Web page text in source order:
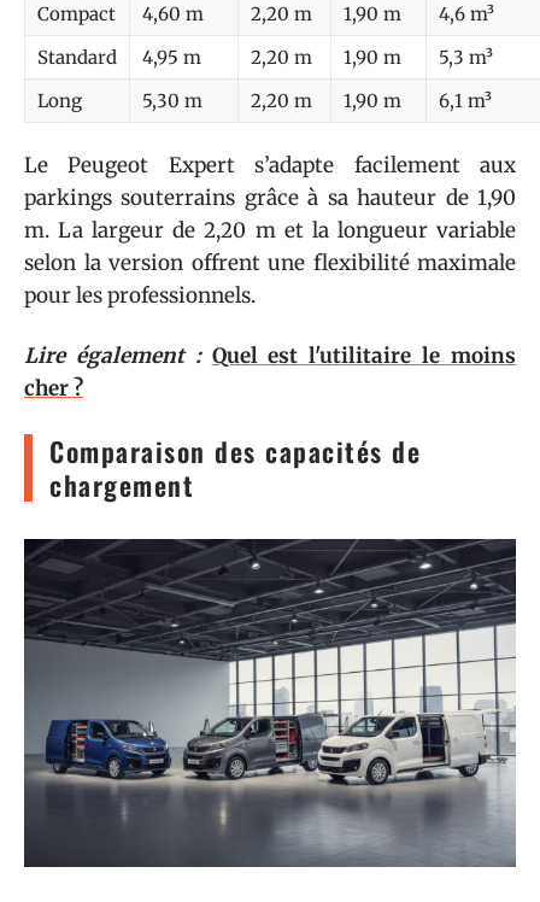
Compact
4,60 m 2,20 m 1,90 m
4,6 m³
Standard
4,95 m 2,20 m 1,90 m
5,3 m³
Long
5,30 m 2,20 m 1,90 m 6,1 m³
Le Peugeot Expert s’adapte facilement aux
parkings souterrains grâce à sa hauteur de 1,90
m. La largeur de 2,20 m et la longueur variable
selon la version offrent une flexibilité maximale
pour les professionnels.
Lire également : Quel est l'utilitaire le moins
cher ?
Comparaison des capacités de
chargement